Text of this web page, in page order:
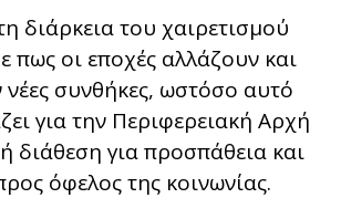
διάρκεια του χαιρετισμού
πως οι εποχές αλλάζουν και
συνθήκες, ωστόσο αυτό
για την Περιφερειακή Αρχή
διάθεση για προσπάθεια και
όφελος της κοινωνίας.